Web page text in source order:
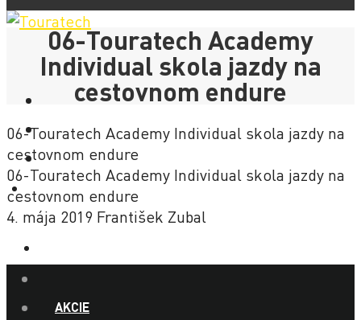
AKCIE
06-Touratech Academy
Individual skola jazdy na
cestovnom endure
06-Touratech Academy Individual skola jazdy na
cestovnom endure
06-Touratech Academy Individual skola jazdy na
cestovnom endure
4. mája 2019 František Zubal